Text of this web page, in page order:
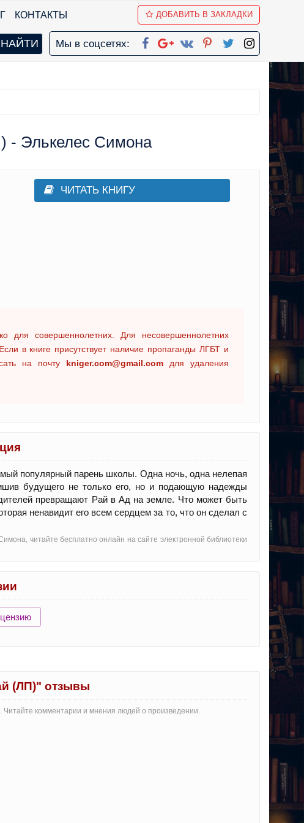
КОНТАКТЫ ДОБАВИТЬ В ЗАКЛАДКИ
Мы в соцсетях:
- Элькелес Симона
Подростковая литература
ЧИТАТЬ КНИГУ
для совершеннолетних. Для несовершеннолетних
Если в книге присутствует наличие пропаганды ЛГБТ и
на почту kniger.com@gmail.com для удаления
популярный парень школы. Одна ночь, одна нелепая
будущего не только его, но и подающую надежды
превращают Рай в Ад на земле. Что может быть
ненавидит его всем сердцем за то, что он сделал с
читайте бесплатно онлайн на сайте электронной библиотеки
(ЛП)" отзывы
комментарии и мнения людей о произведении.